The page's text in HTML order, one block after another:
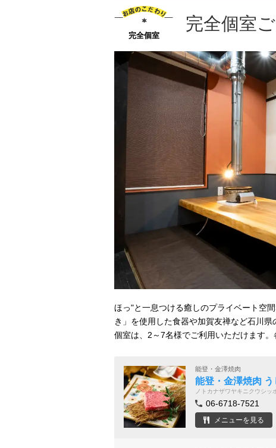
完全個室
完全個室
ほっ"と一息つける癒しのプライベート空
き」を使用した食器や加賀友禅など石川
個室は、2～7名様でご利用いただけます
能登・金澤焼肉
能登・金澤焼肉 う
ノトカナザワヤキニクウシッ
06-6718-7521
メニューを見る